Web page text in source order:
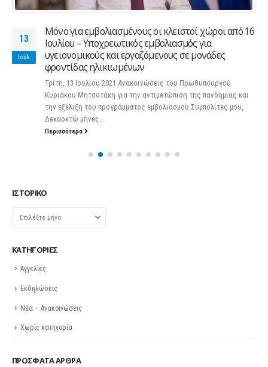
13
Ιούλ
Μόνο για εμβολιασμένους οι κλειστοί χώροι από 16
Ιουλίου – Υποχρεωτικός εμβολιασμός για
υγειονομικούς και εργαζόμενους σε μονάδες
φροντίδας ηλικιωμένων
Τρίτη, 13 Ιουλίου 2021 Ανακοινώσεις του Πρωθυπουργού
Κυριάκου Μητσοτάκη για την αντιμετώπιση της πανδημίας και
την εξέλιξη του προγράμματος εμβολιασμού Συμπολίτες μου,
Δεκαοκτώ μήνες...
Περισσότερα
ΙΣΤΟΡΙΚΌ
Ιστορικό
KΑΤΗΓΟΡΊΕΣ
Αγγελίες
Εκδηλώσεις
Νέα – Ανακοινώσεις
Χωρίς κατηγορία
ΠΡΌΣΦΑΤΑ ΆΡΘΡΑ